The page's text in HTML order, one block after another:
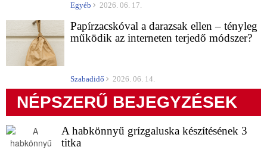
Egyéb 2026. 06. 17.
Papírzacskóval a darazsak ellen – tényleg
működik az interneten terjedő módszer?
Szabadidő 2026. 06. 14.
NÉPSZERŰ BEJEGYZÉSEK
A habkönnyű grízgaluska készítésének 3
titka